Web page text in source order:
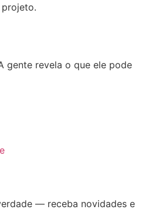
gente revela o que ele pode
— receba novidades e